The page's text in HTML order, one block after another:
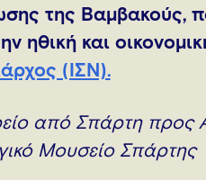
της Βαμβακούς,
ηθική και
(ΙΣΝ).
από Σπάρτη προς
Μουσείο Σπάρτης